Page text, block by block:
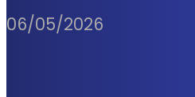
06/05/2026